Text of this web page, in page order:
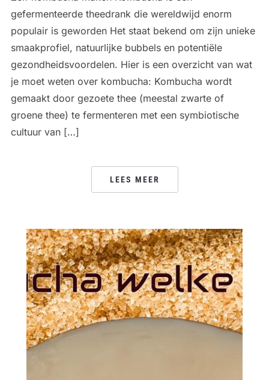
gefermenteerde theedrank die wereldwijd enorm
populair is geworden Het staat bekend om zijn unieke
smaakprofiel, natuurlijke bubbels en potentiële
gezondheidsvoordelen. Hier is een overzicht van wat
je moet weten over kombucha: Kombucha wordt
gemaakt door gezoete thee (meestal zwarte of
groene thee) te fermenteren met een symbiotische
cultuur van […]
LEES MEER